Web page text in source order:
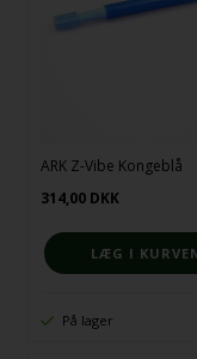
ARK Z-Vibe Kongeblå
314,00 DKK
På lager